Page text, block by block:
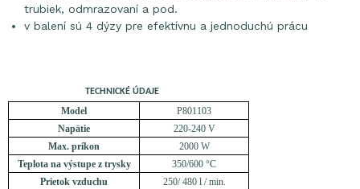
trubiek, odmrazovaní a pod.
v balení sú 4 dýzy pre efektívnu a jednoduchú prácu
TECHNICKÉ ÚDAJE
Model
P801103
Napätie
220-240 V
Max. príkon
2000 W
Teplota na výstupe z trysky
350/600 °C
Prietok vzduchu
250/ 480 l / min.